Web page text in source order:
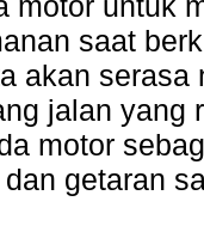
saat
akan serasa
jalan yang
motor
getaran